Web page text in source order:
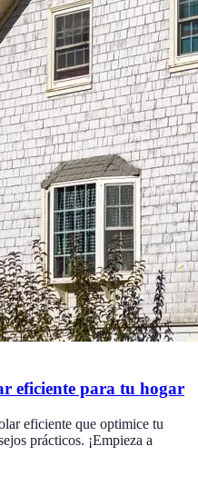
eficiente para tu hogar
eficiente que optimice tu
prácticos. ¡Empieza a